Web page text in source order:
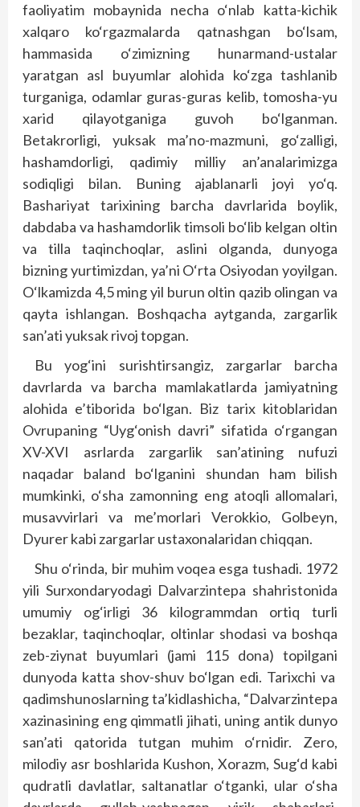
faoliyatim mobaynida necha o‘nlab katta-kichik
xalqaro ko‘rgazmalarda qatnashgan bo‘lsam,
hammasida o‘zimizning hunarmand-ustalar
yaratgan asl buyumlar alohida ko‘zga tashlanib
turganiga, odamlar guras-guras kelib, tomosha-yu
xarid qilayotganiga guvoh bo‘lganman.
Betakrorligi, yuksak ma’no-mazmuni, go‘zalligi,
hashamdorligi, qadimiy milliy an’analarimizga
sodiqligi bilan. Buning ajablanarli joyi yo‘q.
Bashariyat tarixining barcha davrlarida boylik,
dabdaba va hashamdorlik timsoli bo‘lib kelgan oltin
va tilla taqinchoqlar, aslini olganda, dunyoga
bizning yurtimizdan, ya’ni O‘rta Osiyodan yoyilgan.
O‘lkamizda 4,5 ming yil burun oltin qazib olingan va
qayta ishlangan. Boshqacha aytganda, zargarlik
san’ati yuksak rivoj topgan.
Bu yog‘ini surishtirsangiz, zargarlar barcha
davrlarda va barcha mamlakatlarda jamiyatning
alohida e’tiborida bo‘lgan. Biz tarix kitoblaridan
Ovrupaning “Uyg‘onish davri” sifatida o‘rgangan
XV-XVI asrlarda zargarlik san’atining nufuzi
naqadar baland bo‘lganini shundan ham bilish
mumkinki, o‘sha zamonning eng atoqli allomalari,
musavvirlari va me’morlari Verokkio, Golbeyn,
Dyurer kabi zargarlar ustaxonalaridan chiqqan.
Shu o‘rinda, bir muhim voqea esga tushadi. 1972
yili Surxondaryodagi Dalvarzintepa shahristonida
umumiy og‘irligi 36 kilogrammdan ortiq turli
bezaklar, taqinchoqlar, oltinlar shodasi va boshqa
zeb-ziynat buyumlari (jami 115 dona) topilgani
dunyoda katta shov-shuv bo‘lgan edi. Tarixchi va
qadimshunoslarning ta’kidlashicha, “Dalvarzintepa
xazinasining eng qimmatli jihati, uning antik dunyo
san’ati qatorida tutgan muhim o‘rnidir. Zero,
milodiy asr boshlarida Kushon, Xorazm, Sug‘d kabi
qudratli davlatlar, saltanatlar o‘tganki, ular o‘sha